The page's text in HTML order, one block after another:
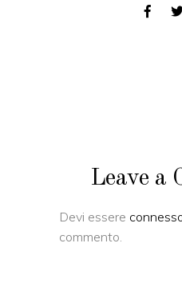
Leave a
Devi essere
commento.